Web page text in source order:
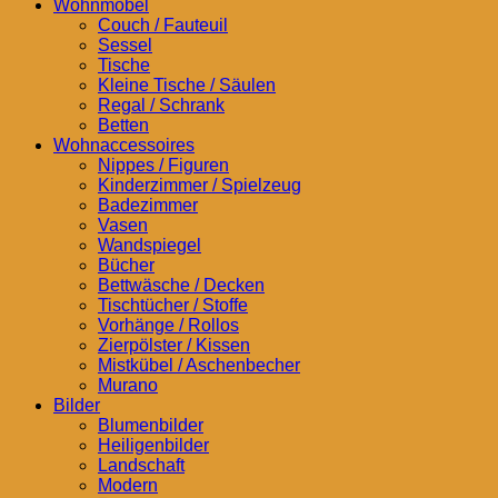
Wohnmöbel
Couch / Fauteuil
Sessel
Tische
Kleine Tische / Säulen
Regal / Schrank
Betten
Wohnaccessoires
Nippes / Figuren
Kinderzimmer / Spielzeug
Badezimmer
Vasen
Wandspiegel
Bücher
Bettwäsche / Decken
Tischtücher / Stoffe
Vorhänge / Rollos
Zierpölster / Kissen
Mistkübel / Aschenbecher
Murano
Bilder
Blumenbilder
Heiligenbilder
Landschaft
Modern